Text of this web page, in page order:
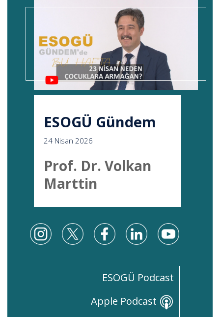
ESOGÜ Gündem
24 Nisan 2026
Prof. Dr. Volkan
Marttin
ESOGÜ Podcast
Apple Podcast